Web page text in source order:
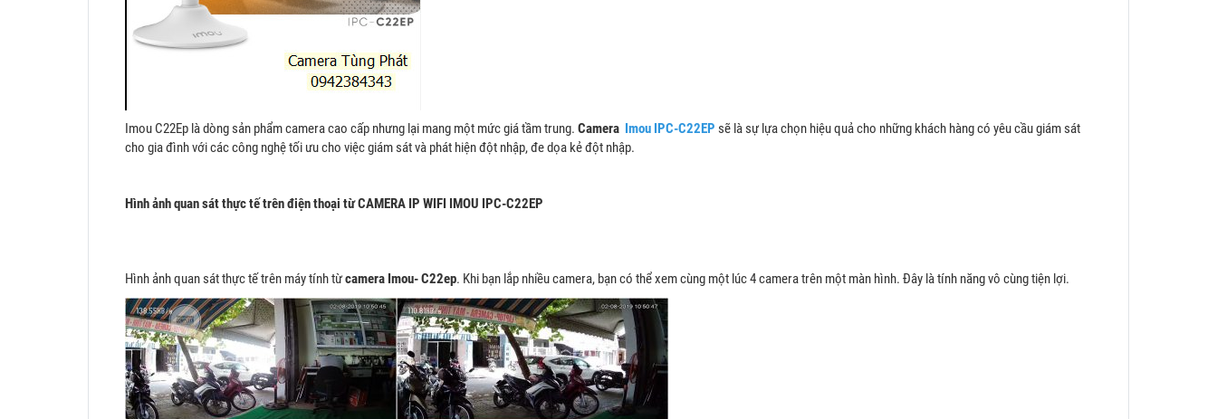
Imou C22Ep là dòng sản phẩm camera cao cấp nhưng lại mang một mức giá tầm trung. Camera Imou IPC-C22EP sẽ là sự lựa chọn hiệu quả cho những khách hàng có yêu cầu giám sát
cho gia đình với các công nghệ tối ưu cho việc giám sát và phát hiện đột nhập, đe dọa kẻ đột nhập.
Hình ảnh quan sát thực tế trên điện thoại từ CAMERA IP WIFI IMOU IPC-C22EP
Hình ảnh quan sát thực tế trên máy tính từcamera Imou- C22ep. Khi bạn lắp nhiều camera, bạn có thể xem cùng một lúc 4 camera trên một màn hình. Đây là tính năng vô cùng tiện lợi.